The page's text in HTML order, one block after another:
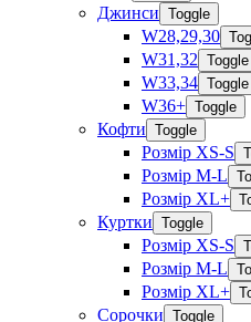
Джинси Toggle
W28,29,30
W31,32 Toggle
W33,34 Toggle
W36+ Toggle
Кофти Toggle
Розмір XS-S
Розмір M-L
Розмір XL+
Куртки Toggle
Розмір XS-S
Розмір M-L
Розмір XL+
Сорочки Toggle